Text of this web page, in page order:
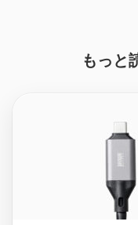
もっと